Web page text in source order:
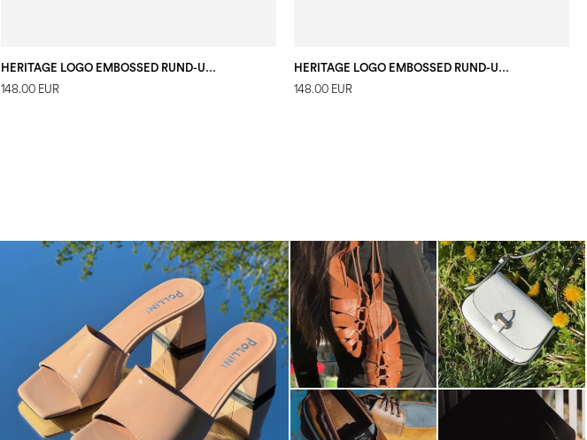
HERITAGE LOGO EMBOSSED RUND-UM-REISSVERSCHLUSS SCHWARZ
148.00 EUR
HERITAGE LOGO EMBOSSED RUND-UM-REISSVERSCHLUSS BRAUN
148.00 EUR
The most-wanted mules and sandals are now on